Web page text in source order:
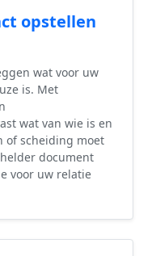
opstellen
wat voor uw
is. Met
wat van wie is en
of scheiding moet
document
voor uw relatie